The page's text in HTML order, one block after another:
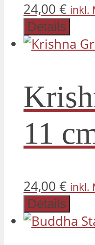
24,00 € inkl.
Details
11
24,00 € inkl.
Details